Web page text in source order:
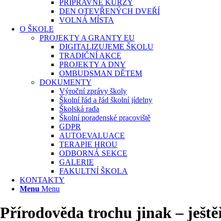
PŘÍPRAVNÉ KURZY
DEN OTEVŘENÝCH DVEŘÍ
VOLNÁ MÍSTA
O ŠKOLE
PROJEKTY A GRANTY EU
DIGITALIZUJEME ŠKOLU
TRADIČNÍ AKCE
PROJEKTY A DNY
OMBUDSMAN DĚTEM
DOKUMENTY
Výroční zprávy školy
Školní řád a řád školní jídelny
Školská rada
Školní poradenské pracoviště
GDPR
AUTOEVALUACE
TERAPIE HROU
ODBORNÁ SEKCE
GALERIE
FAKULTNÍ ŠKOLA
KONTAKTY
Menu Menu
Přírodověda trochu jinak –